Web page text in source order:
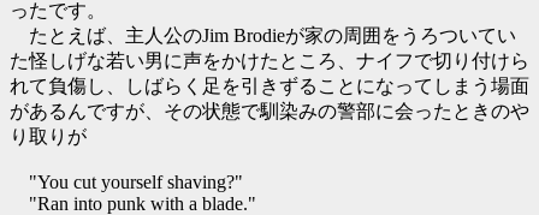
ったです。
たとえば、主人公のJim Brodieが家の周囲をうろついてい
た怪しげな若い男に声をかけたところ、ナイフで切り付けら
れて負傷し、しばらく足を引きずることになってしまう場面
があるんですが、その状態で馴染みの警部に会ったときのや
り取りが
"You cut yourself shaving?"
"Ran into punk with a blade."